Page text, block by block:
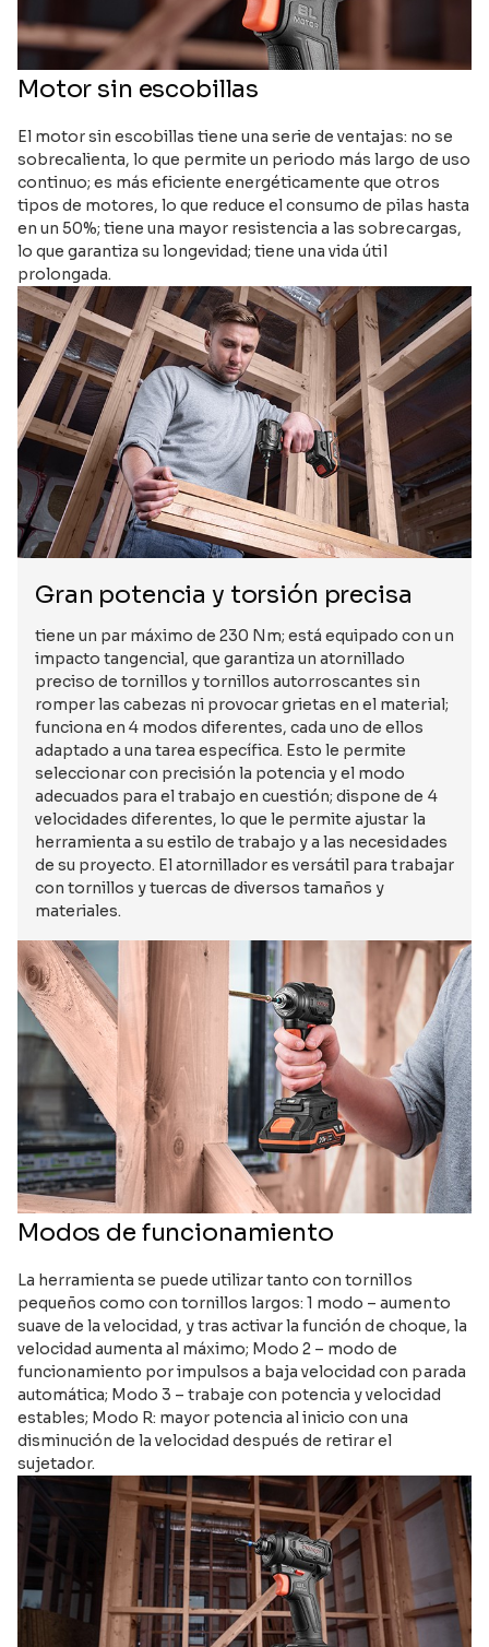
Motor sin escobillas
El motor sin escobillas tiene una serie de ventajas: no se
sobrecalienta, lo que permite un periodo más largo de uso
continuo; es más eficiente energéticamente que otros
tipos de motores, lo que reduce el consumo de pilas hasta
en un 50%; tiene una mayor resistencia a las sobrecargas,
lo que garantiza su longevidad; tiene una vida útil
prolongada.
Gran potencia y torsión precisa
tiene un par máximo de 230 Nm; está equipado con un
impacto tangencial, que garantiza un atornillado
preciso de tornillos y tornillos autorroscantes sin
romper las cabezas ni provocar grietas en el material;
funciona en 4 modos diferentes, cada uno de ellos
adaptado a una tarea específica. Esto le permite
seleccionar con precisión la potencia y el modo
adecuados para el trabajo en cuestión; dispone de 4
velocidades diferentes, lo que le permite ajustar la
herramienta a su estilo de trabajo y a las necesidades
de su proyecto. El atornillador es versátil para trabajar
con tornillos y tuercas de diversos tamaños y
materiales.
Modos de funcionamiento
La herramienta se puede utilizar tanto con tornillos
pequeños como con tornillos largos: 1 modo – aumento
suave de la velocidad, y tras activar la función de choque, la
velocidad aumenta al máximo; Modo 2 – modo de
funcionamiento por impulsos a baja velocidad con parada
automática; Modo 3 – trabaje con potencia y velocidad
estables; Modo R: mayor potencia al inicio con una
disminución de la velocidad después de retirar el
sujetador.